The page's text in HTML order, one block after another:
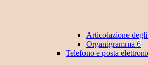
Articolazione
Organigramma 6
Telefono e posta